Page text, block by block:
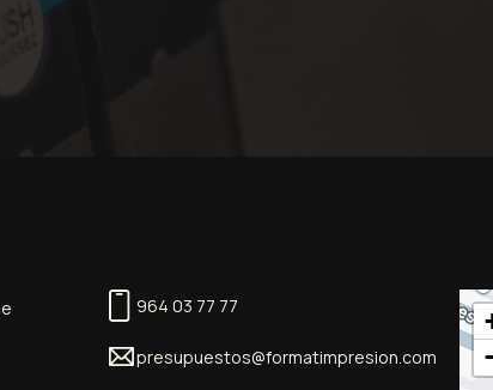
964 03 77 77
presupuestos@formatimpresion.com